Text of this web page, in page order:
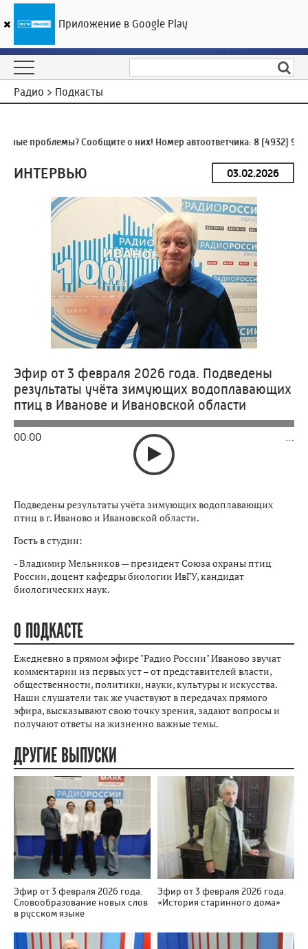
ГТРК «Ивтелерадио»
Радио > Подкасты
проблемы? Сообщите о них! Номер автоответчика:8 (4932) 930-
ИНТЕРВЬЮ
Эфир от 3 февраля 2026 года. Подведены
результаты учёта зимующих водоплавающих
птиц в Иванове и Ивановской области
00:00 …
Подведены результаты учёта зимующих водоплавающих
птиц в г. Иваново и Ивановской области.
Гость в студии:
- Владимир Мельников — президент Союза охраны птиц
России, доцент кафедры биологии ИвГУ, кандидат
биологических наук.
О ПОДКАСТЕ
Ежедневно в прямом эфире "Радио России" Иваново звучат
комментарии из первых уст – от представителей власти,
общественности, политики, науки, культуры и искусства.
Наши слушатели так же участвуют в передачах прямого
эфира, высказывают свою точку зрения, задают вопросы и
получают ответы на жизненно важные темы.
ДРУГИЕ ВЫПУСКИ
Эфир от 3 февраля 2026 года.
Словообразование новых слов
в русском языке
Эфир от 3 февраля 2026 года.
«История старинного дома»
Приложение в Google Play